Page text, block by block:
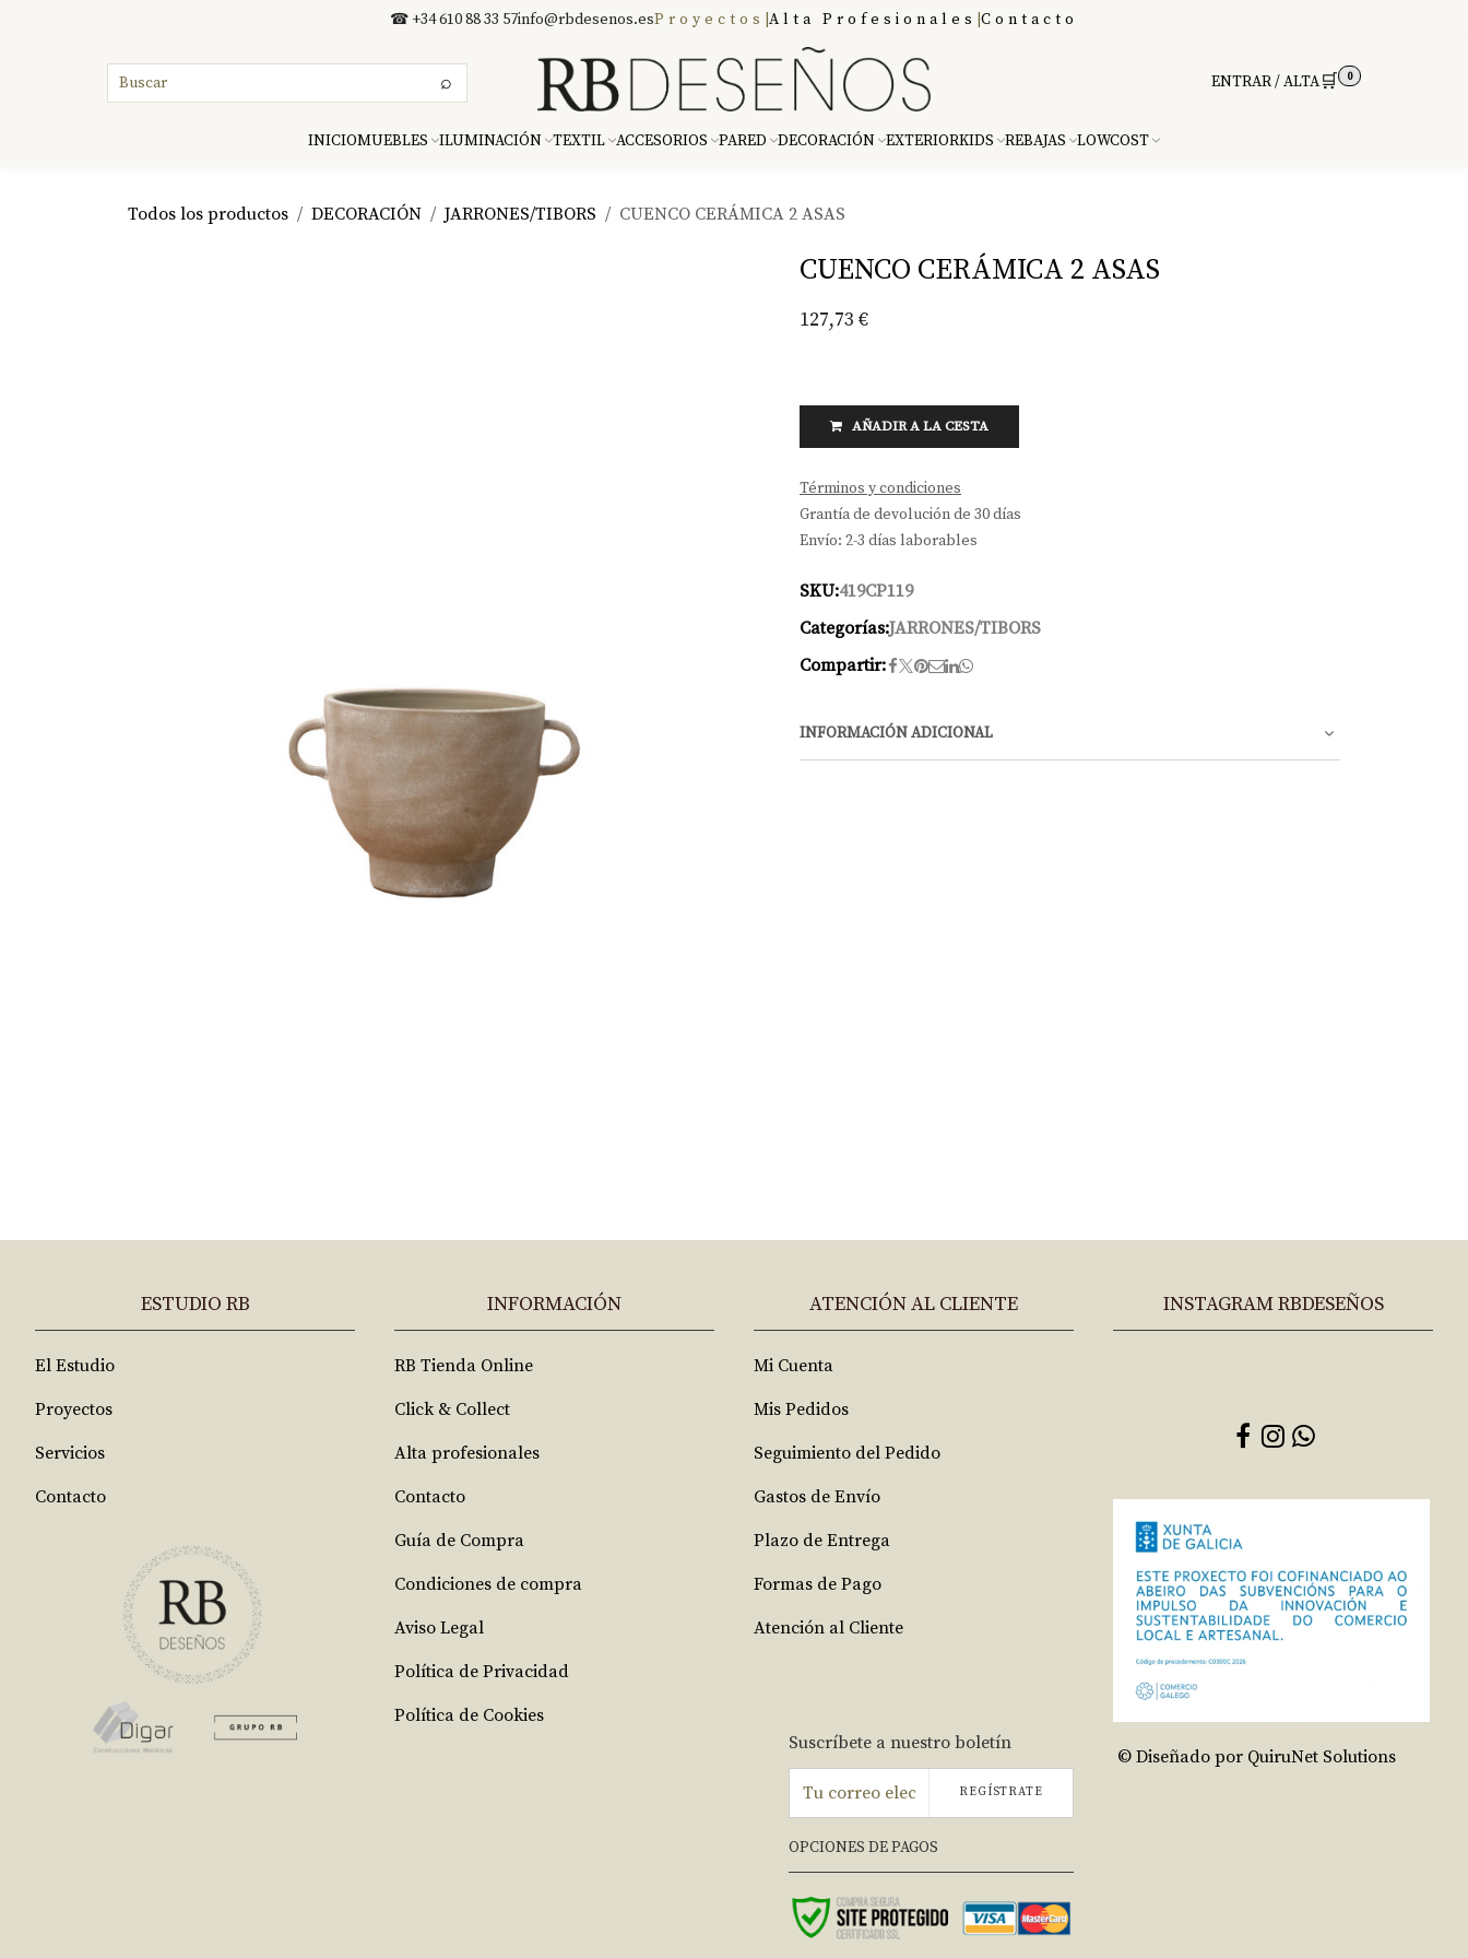
☎ +34 610 88 33 57info@rbdesenos.esProyectos Alta Profesionales Contacto
⌕ ENTRAR / ALTA🛒 0
INICIOMUEBLES ILUMINACIÓN TEXTIL ACCESORIOS PARED DECORACIÓN EXTERIORKIDS REBAJAS LOWCOST
Todos los productos DECORACIÓN JARRONES/TIBORS CUENCO CERÁMICA 2 ASAS
CUENCO CERÁMICA 2 ASAS
127,73 €
AÑADIR A LA CESTA
Términos y condiciones
Grantía de devolución de 30 días
Envío: 2-3 días laborables
SKU:419CP119
Categorías:JARRONES/TIBORS
Compartir:
INFORMACIÓN ADICIONAL
ESTUDIO RB
El Estudio
Proyectos
Servicios
Contacto
INFORMACIÓN
RB Tienda Online
Click & Collect
Alta profesionales
Contacto
Guía de Compra
Condiciones de compra
Aviso Legal
Política de Privacidad
Política de Cookies
ATENCIÓN AL CLIENTE
Mi Cuenta
Mis Pedidos
Seguimiento del Pedido
Gastos de Envío
Plazo de Entrega
Formas de Pago
Atención al Cliente
Suscríbete a nuestro boletín
REGÍSTRATE
OPCIONES DE PAGOS
INSTAGRAM RBDESEÑOS
© Diseñado por QuiruNet Solutions